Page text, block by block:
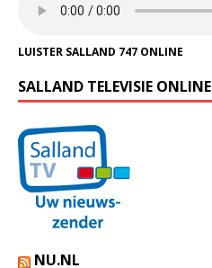
LUISTER SALLAND 747 ONLINE
SALLAND TELEVISIE ONLINE
NU.NL